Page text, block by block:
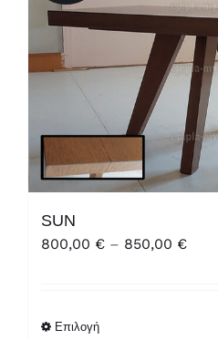
SUN
800,00 € – 850,00 €Price
Επιλογή